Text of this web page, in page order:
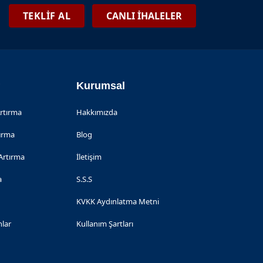
2026-06-08
TEKLİF AL CANLI İHALELER
Kurumsal
Hakkımızda
Blog
İletişim
S.S.S
KVKK Aydınlatma Metni
Kullanım Şartları